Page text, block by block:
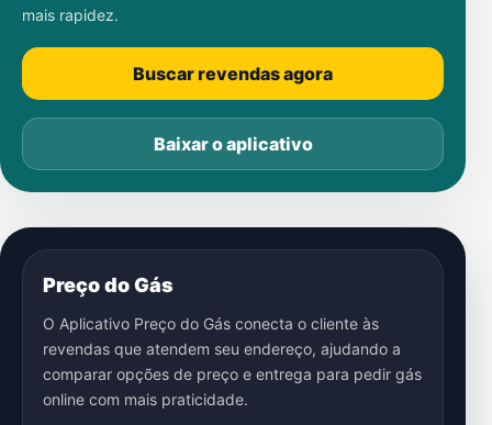
mais rapidez.
Buscar revendas agora
Baixar o aplicativo
Preço do Gás
O Aplicativo Preço do Gás conecta o cliente às
revendas que atendem seu endereço, ajudando a
comparar opções de preço e entrega para pedir gás
online com mais praticidade.